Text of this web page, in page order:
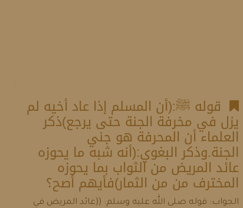
قوله ﷺ:(أن المسلم إذا عاد أخيه لم
يزل في مخرفة الجنة حتى يرجع)ذكر
العلماء أن المحرفة هو جني
الجنة.وذكر البغوي:(أنه شبه ما يحوزه
عائد المريض من الثواب بما يحوزه
المخترف من من الثمار)فأيهم أصح؟
الجواب: قوله صلى الله عليه وسلم: ((عائد المريض في